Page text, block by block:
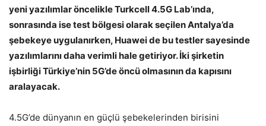
yeni yazılımlar öncelikle Turkcell 4.5G Lab’ında,
sonrasında ise test bölgesi olarak seçilen Antalya’da
şebekeye uygulanırken, Huawei de bu testler sayesinde
yazılımlarını daha verimli hale getiriyor. İki şirketin
işbirliği Türkiye’nin 5G’de öncü olmasının da kapısını
aralayacak.
4.5G’de dünyanın en güçlü şebekelerinden birisini